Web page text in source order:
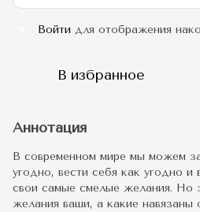
Войти для отображения
В избранное
Аннотация
В современном мире мы можем
угодно, вести себя как угодно и
свои самые смелые желания. Но
желания ваши, а какие